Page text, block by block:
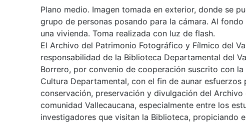
Plano medio. Imagen tomada en exterior, donde se
grupo de personas posando para la cámara. Al
una vivienda. Toma realizada con luz de flash.
El Archivo del Patrimonio Fotográfico y Fílmico del
responsabilidad de la Biblioteca Departamental del
Borrero, por convenio de cooperación suscrito con la
Cultura Departamental, con el fin de aunar esfuerzos
conservación, preservación y divulgación del Archivo
comunidad Vallecaucana, especialmente entre los
investigadores que visitan la Biblioteca, propiciando